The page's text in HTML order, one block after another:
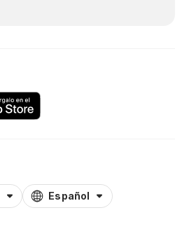
Español